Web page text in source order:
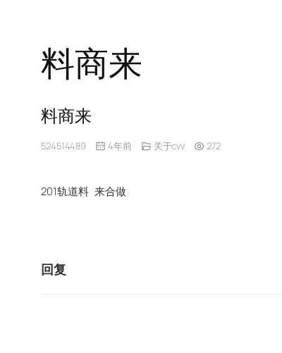
料商来
料商来
524514489 4年前 关于cvv 272
201轨道料 来合做
回复